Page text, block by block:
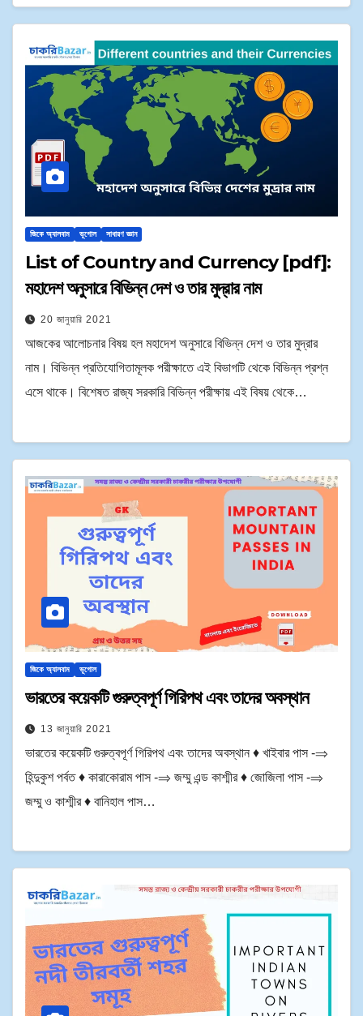
জিকে অ্যালবাম ভূগোল সাধারণ জ্ঞান
List of Country and Currency [pdf]:
মহাদেশ অনুসারে বিভিন্ন দেশ ও তার মুদ্রার নাম
20 জানুয়ারি 2021
আজকের আলোচনার বিষয় হল মহাদেশ অনুসারে বিভিন্ন দেশ ও তার মুদ্রার
নাম। বিভিন্ন প্রতিযোগিতামূলক পরীক্ষাতে এই বিভাগটি থেকে বিভিন্ন প্রশ্ন
এসে থাকে। বিশেষত রাজ্য সরকারি বিভিন্ন পরীক্ষায় এই বিষয় থেকে…
জিকে অ্যালবাম ভূগোল
ভারতের কয়েকটি গুরুত্বপূর্ণ গিরিপথ এবং তাদের অবস্থান
13 জানুয়ারি 2021
ভারতের কয়েকটি গুরুত্বপূর্ণ গিরিপথ এবং তাদের অবস্থান ♦ খাইবার পাস -⇒
হিন্দুকুশ পর্বত ♦ কারাকোরাম পাস -⇒ জম্মু এন্ড কাশ্মীর ♦ জোজিলা পাস -⇒
জম্মু ও কাশ্মীর ♦ বানিহাল পাস…